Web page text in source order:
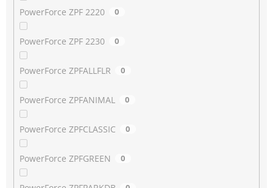
PowerForce ZPF 2220 0
PowerForce ZPF 2230 0
PowerForce ZPFALLFLR 0
PowerForce ZPFANIMAL 0
PowerForce ZPFCLASSIC 0
PowerForce ZPFGREEN 0